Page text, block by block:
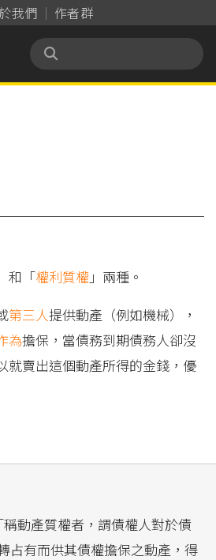
我們 作者群
和「權利質權 」兩種。
第三人提供動產（例如機械），
為擔保，當債務到期債務人卻沒
就賣出這個動產所得的金錢，優
稱動產質權者，謂債權人對於債
占有而供其債權擔保之動產，得